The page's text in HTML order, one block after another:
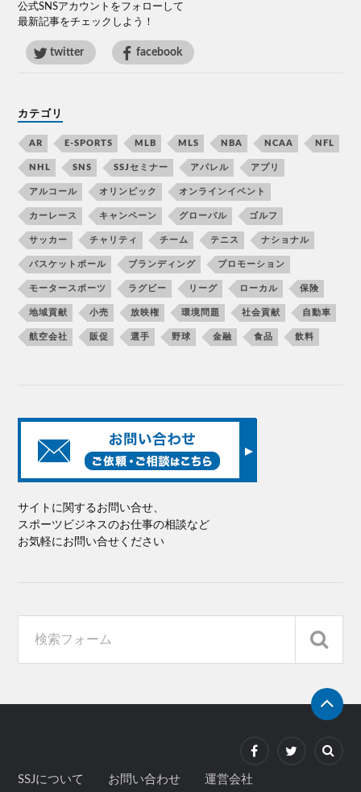
公式SNSアカウントをフォローして
最新記事をチェックしよう！
twitter facebook
カテゴリ
AR E-SPORTS MLB MLS NBA NCAA NFL
NHL SNS SSJセミナー アパレル アプリ
アルコール オリンピック オンラインイベント
カーレース キャンペーン グローバル ゴルフ
サッカー チャリティ チーム テニス ナショナル
バスケットボール ブランディング プロモーション
モータースポーツ ラグビー リーグ ローカル 保険
地域貢献 小売 放映権 環境問題 社会貢献 自動車
航空会社 販促 選手 野球 金融 食品 飲料
サイトに関するお問い合せ、
スポーツビジネスのお仕事の相談など
お気軽にお問い合せください
SSJについて お問い合わせ 運営会社